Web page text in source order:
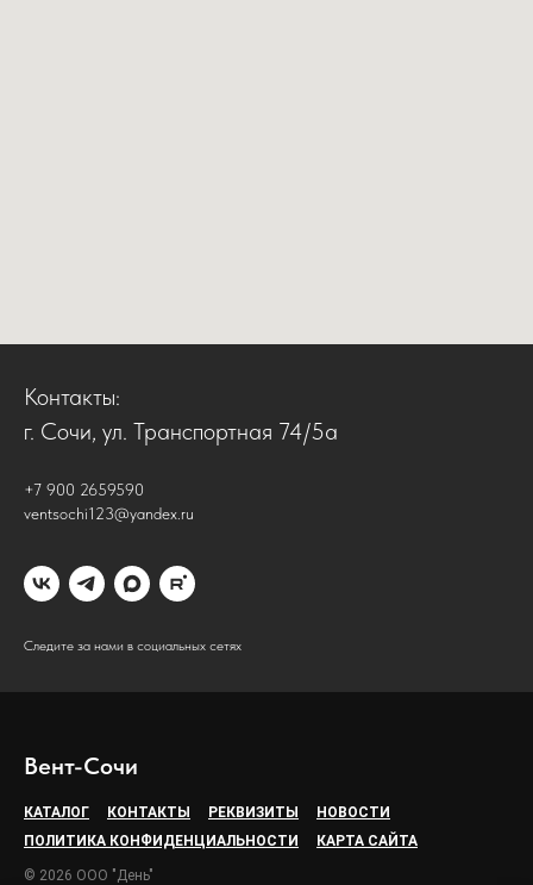
Контакты:
г. Сочи, ул. Транспортная 74/5а
+7 900 2659590
ventsochi123@yandex.ru
Следите за нами в социальных сетях
Вент-Сочи
КАТАЛОГ КОНТАКТЫ РЕКВИЗИТЫ
НОВОСТИ
ПОЛИТИКА КОНФИДЕНЦИАЛЬНОСТИ
КАРТА САЙТА
© 2026 ООО "День"